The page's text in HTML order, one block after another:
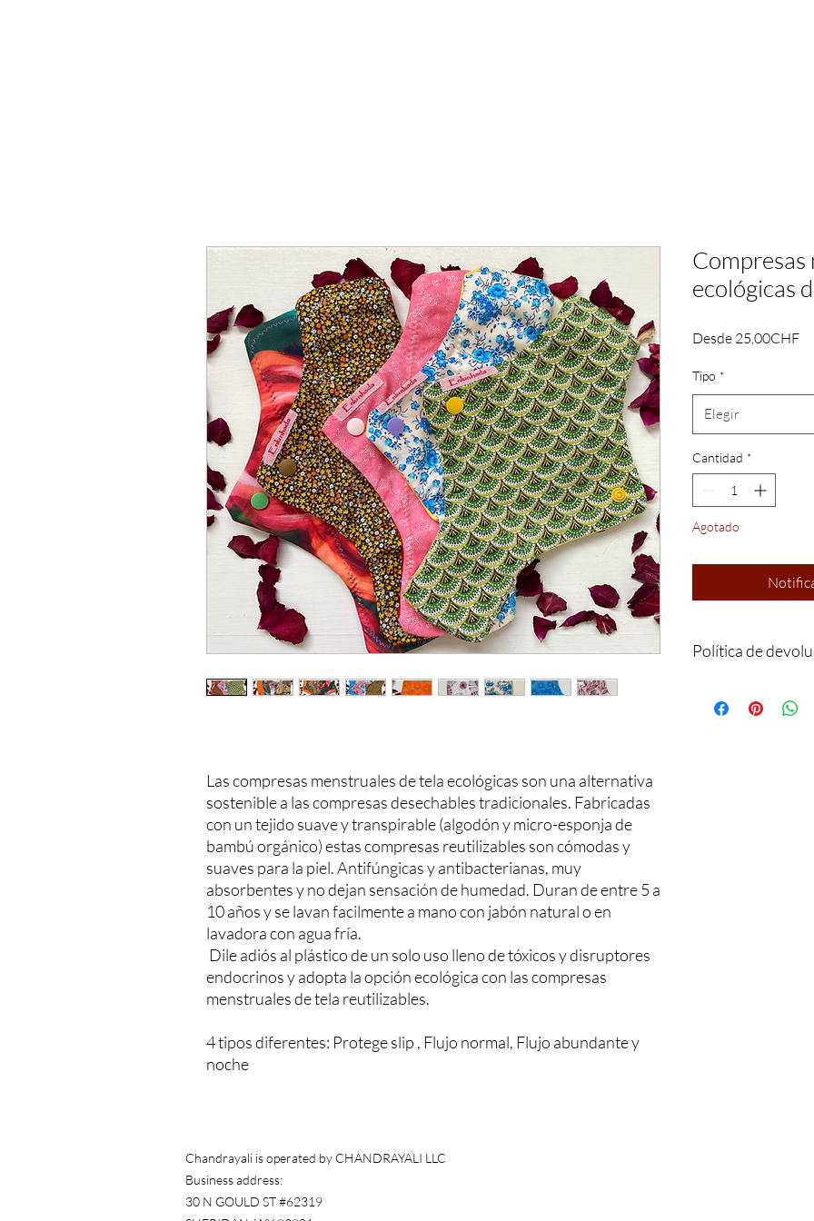
Las compresas menstruales de tela ecológicas son una alternativa
sostenible a las compresas desechables tradicionales. Fabricadas
con un tejido suave y transpirable (algodón y micro-esponja de
bambú orgánico) estas compresas reutilizables son cómodas y
suaves para la piel. Antifúngicas y antibacterianas, muy
absorbentes y no dejan sensación de humedad. Duran de entre 5 a
10 años y se lavan facilmente a mano con jabón natural o en
lavadora con agua fría.
Dile adiós al plástico de un solo uso lleno de tóxicos y disruptores
endocrinos y adopta la opción ecológica con las compresas
menstruales de tela reutilizables.
4 tipos diferentes: Protege slip , Flujo normal, Flujo abundante y
noche
Compresas
ecológicas
Desde 25,00CHF
Tipo *
Elegir
Cantidad *
Agotado
Política de
concepto a no ser
Chandrayali is operated by CHANDRAYALI LLC
Business address:
30 N GOULD ST #62319